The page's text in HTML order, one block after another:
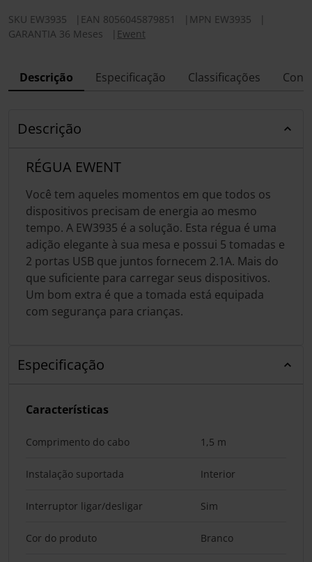
SKU EW3935 EAN 8056045879851 MPN EW3935
GARANTIA 36 Meses
Ewent
Descrição Especificação Classificações
Descrição
RÉGUA EWENT
Você tem aqueles momentos em que todos os
dispositivos precisam de energia ao mesmo
tempo. A EW3935 é a solução. Esta régua é uma
adição elegante à sua mesa e possui 5 tomadas e
2 portas USB que juntos fornecem 2.1A. Mais do
que suficiente para carregar seus dispositivos.
Um bom extra é que a tomada está equipada
com segurança para crianças.
Especificação
Características
Comprimento do cabo 1,5 m
Instalação suportada Interior
Interruptor ligar/desligar Sim
Cor do produto Branco